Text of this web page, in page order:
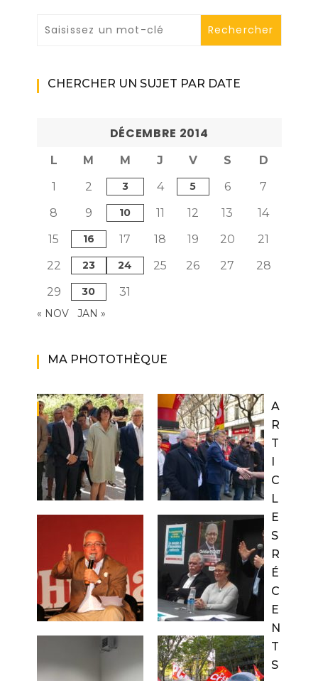
CHERCHER UN SUJET PAR DATE
DÉCEMBRE 2014
L M M J V S
D
1
2 3 4 5 6
7
8
9 10 11 12 13
14
15
16 17 18 19 20
21
22
23 24 25 26 27
28
29
30 31
« NOV JAN »
MA PHOTOTHÈQUE
A
R
T
I
C
L
E
S
R
É
C
E
N
T
S